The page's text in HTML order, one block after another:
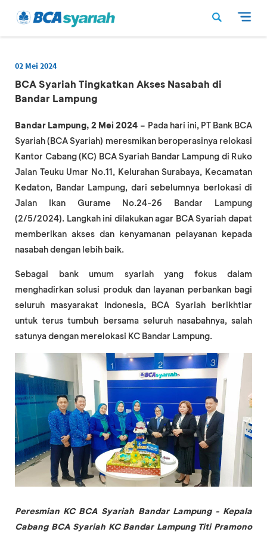
02 Mei 2024
BCA Syariah Tingkatkan Akses Nasabah di
Bandar Lampung
Bandar Lampung, 2 Mei 2024 – Pada hari ini, PT Bank BCA
Syariah (BCA Syariah) meresmikan beroperasinya relokasi
Kantor Cabang (KC) BCA Syariah Bandar Lampung di Ruko
Jalan Teuku Umar No.11, Kelurahan Surabaya, Kecamatan
Kedaton, Bandar Lampung, dari sebelumnya berlokasi di
Jalan Ikan Gurame No.24-26 Bandar Lampung
(2/5/2024). Langkah ini dilakukan agar BCA Syariah dapat
memberikan akses dan kenyamanan pelayanan kepada
nasabah dengan lebih baik.
Sebagai bank umum syariah yang fokus dalam
menghadirkan solusi produk dan layanan perbankan bagi
seluruh masyarakat Indonesia, BCA Syariah berikhtiar
untuk terus tumbuh bersama seluruh nasabahnya, salah
satunya dengan merelokasi KC Bandar Lampung.
Peresmian KC BCA Syariah Bandar Lampung - Kepala
Cabang BCA Syariah KC Bandar Lampung Titi Pramono